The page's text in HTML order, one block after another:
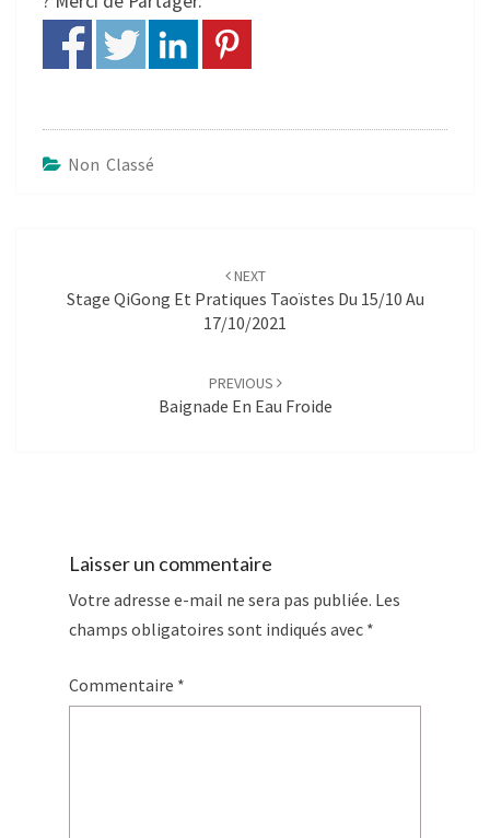
Non Classé
NEXT
Stage QiGong Et Pratiques Taoïstes Du 15/10 Au
17/10/2021
PREVIOUS
Baignade En Eau Froide
Laisser un commentaire
Votre adresse e-mail ne sera pas publiée. Les
champs obligatoires sont indiqués avec *
Commentaire *